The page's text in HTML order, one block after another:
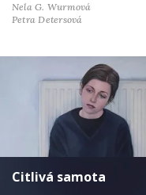
Nela G. Wurmová
Petra Detersová
Citlivá samota